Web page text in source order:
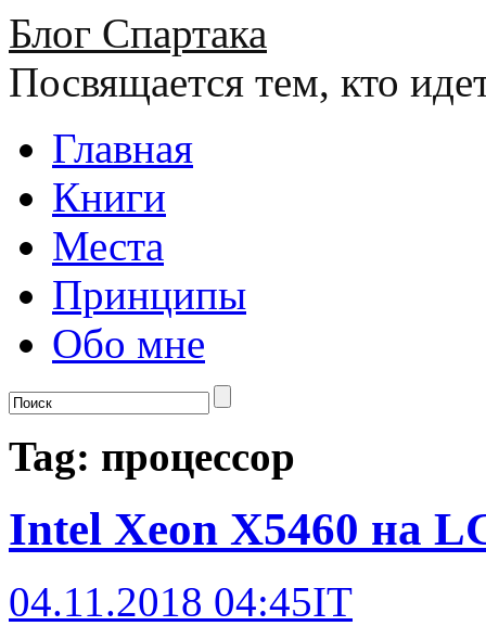
Блог Спартака
Посвящается тем, кто
Главная
Книги
Места
Принципы
Обо мне
Tag: процессор
Intel Xeon X5460 на
04.11.2018 04:45IT